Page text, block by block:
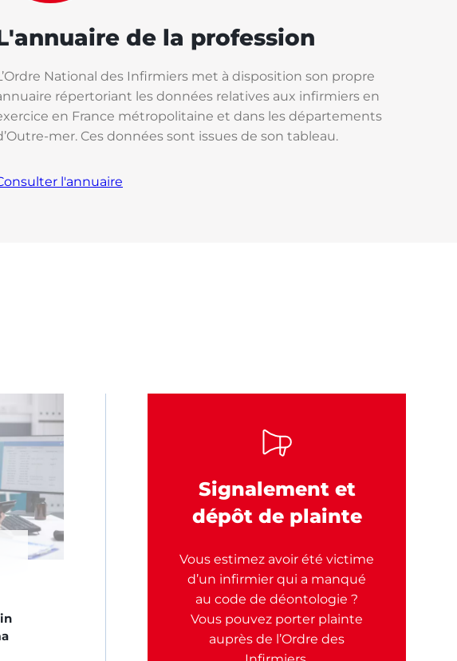
de la profession
National des Infirmiers met à disposition son propre
répertoriant les données relatives aux infirmiers en
en France métropolitaine et dans les départements
mer. Ces données sont issues de son tableau.
l'annuaire
Signalement et
dépôt de plainte
Vous estimez avoir été victime
d’un infirmier qui a manqué
au code de déontologie ?
Vous pouvez porter plainte
auprès de l’Ordre des